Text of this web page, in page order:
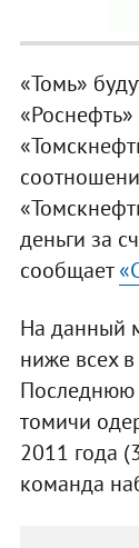
«Томь»
деньги за
сообщает
На данный
ниже всех
Последнюю
томичи
2011 года
команда